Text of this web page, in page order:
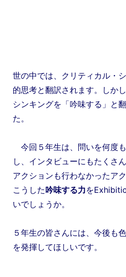
世の中では、クリティカル・
的思考と翻訳されます。しか
シンキングを「吟味する」と
た。
今回５年生は、問いを何度
し、インタビューにもたくさ
アクションも行わなかったア
こうした吟味する力を
いでしょうか。
５年生の皆さんには、今後も
を発揮してほしいです。